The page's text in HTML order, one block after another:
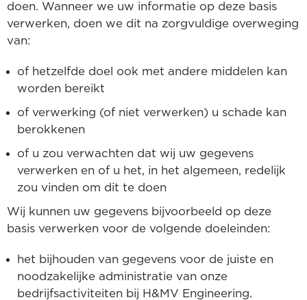
doen. Wanneer we uw informatie op deze basis
verwerken, doen we dit na zorgvuldige overweging
van:
of hetzelfde doel ook met andere middelen kan
worden bereikt
of verwerking (of niet verwerken) u schade kan
berokkenen
of u zou verwachten dat wij uw gegevens
verwerken en of u het, in het algemeen, redelijk
zou vinden om dit te doen
Wij kunnen uw gegevens bijvoorbeeld op deze
basis verwerken voor de volgende doeleinden:
het bijhouden van gegevens voor de juiste en
noodzakelijke administratie van onze
bedrijfsactiviteiten bij H&MV Engineering.